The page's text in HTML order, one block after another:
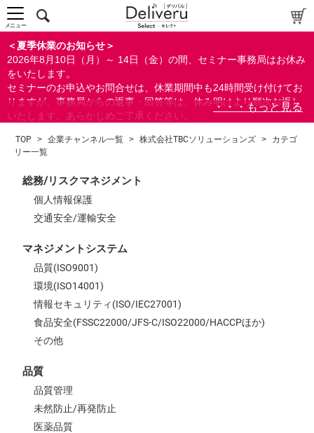
上級者向け
配布資料
指定しない
あり
なし
研修の提供
指定しない
あり
カテゴリー
経営
総務/リスクマネジメント
マネジメントシステム
品質
ビジネススキル
IT
すべて
＜夏季休業のお知らせ＞
2026年8月10日（月）～ 14日（金）の間、セミナー事務局はお休み
をいたします。
セミナーのお申込やお問合せは、休業期間中も24時間受け付けてお
りますが、事務局からの返事・回答等は、休み明けより順次お返し
いたします。あらかじめご了承ください。
ができます。
メニュー
TOP > 企業チャンネル一覧 > 株式会社TBCソリューションズ >
カテゴ
リー一覧
総務/リスクマネジメント
個人情報保護
交通安全/運輸安全
マネジメントシステム
品質(ISO9001)
環境(ISO14001)
情報セキュリティ(ISO/IEC27001)
食品安全(FSSC22000/JFS-C/ISO22000/HACCPほか)
その他
品質
品質管理
未然防止/再発防止
医薬品質